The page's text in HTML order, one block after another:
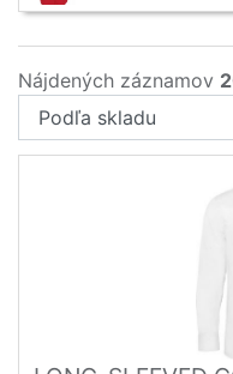
Nájdených záznamov